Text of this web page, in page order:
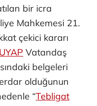
bir icra
Mahkemesi 21.
çekici kararı
UYAP Vatandaş
belgeleri
olduğunun
“Tebligat